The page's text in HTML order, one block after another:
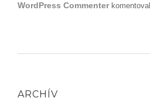
WordPress Commenterkomentoval
ARCHÍV